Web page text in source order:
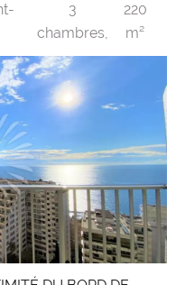
3
chambres,
220
m²